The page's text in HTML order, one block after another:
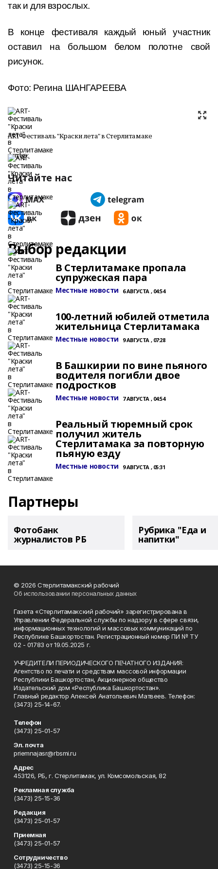
так и для взрослых.
В конце фестиваля каждый юный участник
оставил на большом белом полотне свой
рисунок.
Фото: Регина ШАНГАРЕЕВА
ART-Фестиваль "Краски лета" в Стерлитамаке
Автор:
Читайте нас
Выбор редакции
В Стерлитамаке пропала
супружеская пара
Местные новости 6 АВГУСТА , 04:54
100-летний юбилей отметила
жительница Стерлитамака
Местные новости 9 АВГУСТА , 07:28
В Башкирии по вине пьяного
водителя погибли двое
подростков
Местные новости 7 АВГУСТА , 04:54
Реальный тюремный срок
получил житель
Стерлитамака за повторную
пьяную езду
Местные новости 9 АВГУСТА , 05:31
Партнеры
Фотобанк
журналистов РБ
Рубрика "Еда и
напитки"
© 2026 Стерлитамакский рабочий
Об использовании персональных данных
Газета «Стерлитамакский рабочий» зарегистрирована в
Управлении Федеральной службы по надзору в сфере связи,
информационных технологий и массовых коммуникаций по
Республике Башкортостан. Регистрационный номер ПИ № ТУ
02 - 01783 от 19.05.2025 г.
УЧРЕДИТЕЛИ ПЕРИОДИЧЕСКОГО ПЕЧАТНОГО ИЗДАНИЯ:
Агентство по печати и средствам массовой информации
Республики Башкортостан, Акционерное общество
Издательский дом «Республика Башкортостан».
Главный редактор Алексей Анатольевич Матвеев. Телефон:
(3473) 25-14-67.
Телефон
(3473) 25-01-57
Эл. почта
priemnajasr@rbsmi.ru
Адрес
453126, РБ, г. Стерлитамак, ул. Комсомольская, 82
Рекламная служба
(3473) 25-15-36
Редакция
(3473) 25-01-57
Приемная
(3473) 25-01-57
Сотрудничество
(3473) 25-15-36